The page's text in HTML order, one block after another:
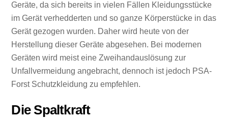
Geräte, da sich bereits in vielen Fällen Kleidungsstücke
im Gerät verhedderten und so ganze Körperstücke in das
Gerät gezogen wurden. Daher wird heute von der
Herstellung dieser Geräte abgesehen. Bei modernen
Geräten wird meist eine Zweihandauslösung zur
Unfallvermeidung angebracht, dennoch ist jedoch PSA-
Forst Schutzkleidung zu empfehlen.
Die Spaltkraft